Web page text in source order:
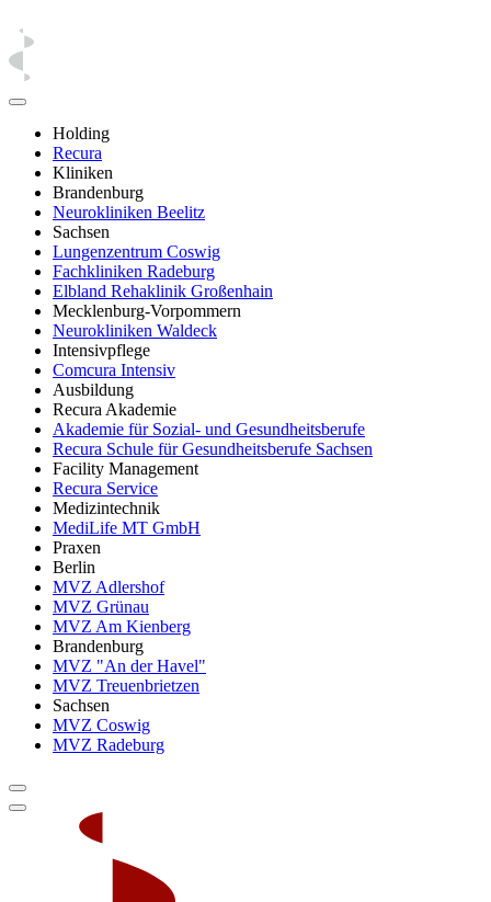
Holding
Recura
Kliniken
Brandenburg
Neurokliniken Beelitz
Sachsen
Lungenzentrum Coswig
Fachkliniken Radeburg
Elbland Rehaklinik Großenhain
Mecklenburg-Vorpommern
Neurokliniken Waldeck
Intensivpflege
Comcura Intensiv
Ausbildung
Recura Akademie
Akademie für Sozial- und Gesundheitsberufe
Recura Schule für Gesundheitsberufe Sachsen
Facility Management
Recura Service
Medizintechnik
MediLife MT GmbH
Praxen
Berlin
MVZ Adlershof
MVZ Grünau
MVZ Am Kienberg
Brandenburg
MVZ "An der Havel"
MVZ Treuenbrietzen
Sachsen
MVZ Coswig
MVZ Radeburg